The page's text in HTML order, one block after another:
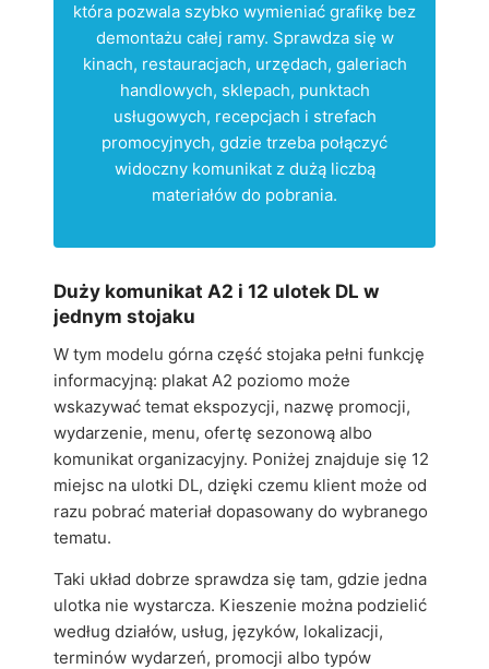
która pozwala szybko wymieniać grafikę bez
demontażu całej ramy. Sprawdza się w
kinach, restauracjach, urzędach, galeriach
handlowych, sklepach, punktach
usługowych, recepcjach i strefach
promocyjnych, gdzie trzeba połączyć
widoczny komunikat z dużą liczbą
materiałów do pobrania.
Duży komunikat A2 i 12 ulotek DL w
jednym stojaku
W tym modelu górna część stojaka pełni funkcję
informacyjną: plakat A2 poziomo może
wskazywać temat ekspozycji, nazwę promocji,
wydarzenie, menu, ofertę sezonową albo
komunikat organizacyjny. Poniżej znajduje się 12
miejsc na ulotki DL, dzięki czemu klient może od
razu pobrać materiał dopasowany do wybranego
tematu.
Taki układ dobrze sprawdza się tam, gdzie jedna
ulotka nie wystarcza. Kieszenie można podzielić
według działów, usług, języków, lokalizacji,
terminów wydarzeń, promocji albo typów